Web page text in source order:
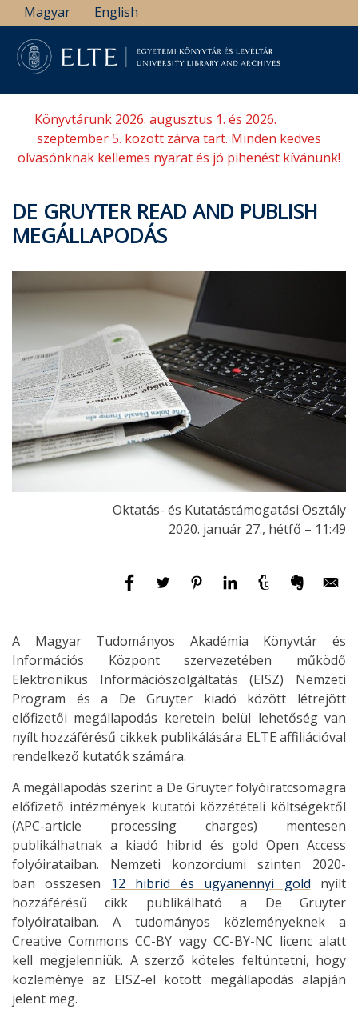
Ugrás
a
tartalomra
Magyar English
Könyvtárunk 2026. augusztus 1. és 2026.
szeptember 5. között zárva tart. Minden kedves
olvasónknak kellemes nyarat és jó pihenést kívánunk!
DE GRUYTER READ AND PUBLISH
MEGÁLLAPODÁS
Oktatás- és Kutatástámogatási Osztály
2020. január 27., hétfő – 11:49
A Magyar Tudományos Akadémia Könyvtár és
Információs Központ szervezetében működő
Elektronikus Információszolgáltatás (EISZ) Nemzeti
Program és a De Gruyter kiadó között létrejött
előfizetői megállapodás keretein belül lehetőség van
nyílt hozzáférésű cikkek publikálására ELTE affiliációval
rendelkező kutatók számára.
A megállapodás szerint a De Gruyter folyóiratcsomagra
előfizető intézmények kutatói közzétételi költségektől
(APC-article processing charges) mentesen
publikálhatnak a kiadó hibrid és gold Open Access
folyóirataiban. Nemzeti konzorciumi szinten 2020-
ban összesen 12 hibrid és ugyanennyi gold nyílt
hozzáférésű cikk publikálható a De Gruyter
folyóirataiban. A tudományos közleményeknek a
Creative Commons CC-BY vagy CC-BY-NC licenc alatt
kell megjelenniük. A szerző köteles feltüntetni, hogy
közleménye az EISZ-el kötött megállapodás alapján
jelent meg.